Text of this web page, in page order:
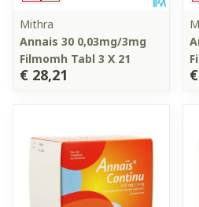
Mithra
Annais 30 0,03mg/3mg
Filmomh Tabl 3 X 21
€ 28,21